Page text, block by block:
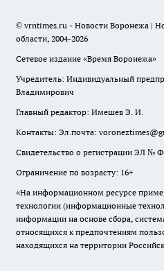
© vrntimes.ru - Новости Воронежа |
области, 2004-2026
Сетевое издание «Время Воронежа»
Учредитель: Индивидуальный
Владимирович
Главный редактор: Имешев Э. И.
Контакты: Эл.почта:
Свидетельство о регистрации ЭЛ №
Ограничение по возрасту: 16+
«На информационном ресурсе
технологии (информационные
информации на основе сбора,
относящихся к предпочтениям
находящихся на территории